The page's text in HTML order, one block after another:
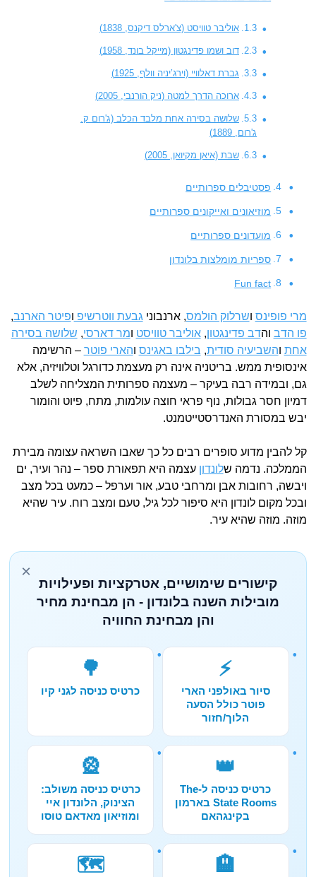
אוליבר טוויסט (צ'ארלס דיקנס, 1838)
דוב ושמו פדינגטון (מייקל בונד, 1958)
גברת דאלוויי (וירג’יניה וולף, 1925)
ארוכה הדרך למטה (ניק הורנבי, 2005)
שלושה בסירה אחת מלבד הכלב (ג'רום ק.
ג'רום, 1889)
שבת (איאן מקיואן, 2005)
פסטיבלים ספרותיים
מוזיאונים ואייקונים ספרותיים
מועדונים ספרותיים
ספריות מומלצות בלונדון
Fun fact
מרי פופינס ושרלוק הולמס, ארנבוני גבעת ווטרשיפ ופיטר הארנב,
פו הדב והדב פדינגטון,אוליבר טוויסט ומר דארסי, שלושה בסירה
אחת והשביעיה סודית, בילבו באגינס והארי פוטר – הרשימה
אינסופית ממש. בריטניה אינה רק מעצמת כדורגל וטלוויזיה, אלא
גם, ובמידה רבה בעיקר – מעצמה ספרותית המצליחה לשלב
דמיון חסר גבולות, נוף פראי חוצה עולמות, מתח, פיוט והומור
יבש במסורת האנדרסטייטמנט.
קל להבין מדוע סופרים רבים כל כך שאבו השראה עצומה מבירת
הממלכה. נדמה שלונדון עצמה היא תפאורת ספר – נהר ועיר, ים
ויבשה, רחובות אבן ומרחבי טבע, אור וערפל – כמעט בכל מצב
ובכל מקום לונדון היא סיפור לכל גיל, טעם ומצב רוח. עיר שהיא
מוזה. מוזה שהיא עיר.
×
קישורים שימושיים, אטרקציות ופעילויות
מובילות השנה בלונדון - הן מבחינת מחיר
והן מבחינת החוויה
⚡
סיור באולפני הארי
פוטר כולל הסעה
הלוך/חזור
🌳
כרטיס כניסה לגני קיו
👑
כרטיס כניסה ל-The
State Rooms בארמון
בקינגהאם
🎡
כרטיס כניסה משולב:
הצינוק, הלונדון איי
ומוזיאון מאדאם טוסו
🏨
🗺️